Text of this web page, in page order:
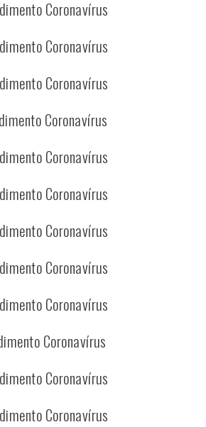
Coronavírus
Coronavírus
Coronavírus
Coronavírus
Coronavírus
Coronavírus
Coronavírus
Coronavírus
Coronavírus
Coronavírus
Coronavírus
Coronavírus